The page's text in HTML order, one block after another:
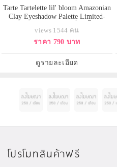
Tarte Tartelette lil' bloom Amazonian
Clay Eyeshadow Palette Limited-
กล่อง) พาเลตอายแชโดว์
โทนwarmneutralซึ่งเป็นโทนที่
และชิมเมอร์ละเอียดยิบพิกเมนต์แน่น
มีทั้งหมด 9เฉดสี พร้อมเสริมควา
views 1544 คน
ราคา 790 บาท
ดูรายละเอียด
โปรโมทสินค้าฟรี